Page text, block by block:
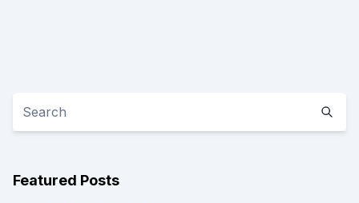
Featured Posts